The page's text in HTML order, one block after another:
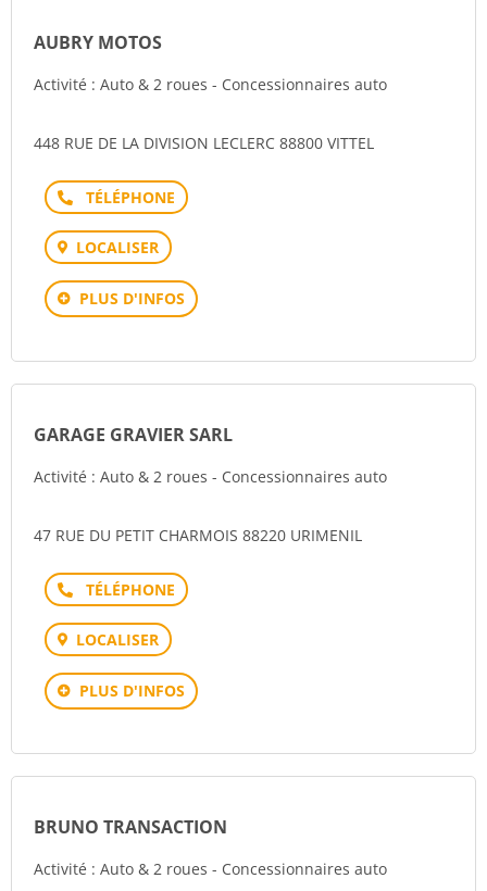
AUBRY MOTOS
Activité : Auto & 2 roues - Concessionnaires auto
448 RUE DE LA DIVISION LECLERC 88800 VITTEL
Téléphone
LOCALISER
PLUS D'INFOS
GARAGE GRAVIER SARL
Activité : Auto & 2 roues - Concessionnaires auto
47 RUE DU PETIT CHARMOIS 88220 URIMENIL
Téléphone
LOCALISER
PLUS D'INFOS
BRUNO TRANSACTION
Activité : Auto & 2 roues - Concessionnaires auto